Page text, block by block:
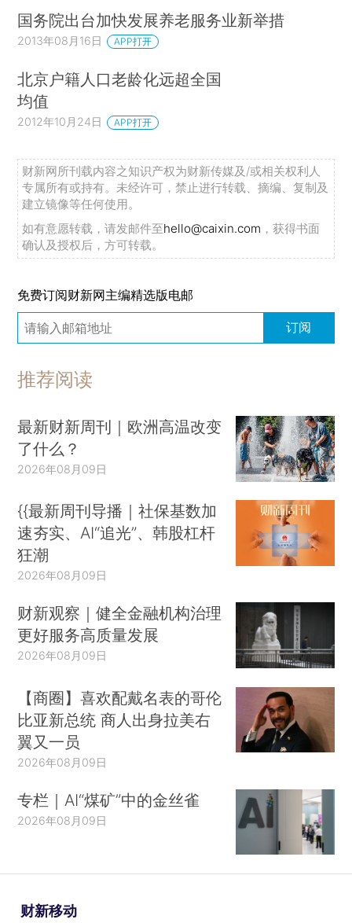
国务院出台加快发展养老服务业新举措
2013年08月16日 APP打开
北京户籍人口老龄化远超全国
均值
2012年10月24日 APP打开
财新网所刊载内容之知识产权为财新传媒及/或相关权利人
专属所有或持有。未经许可，禁止进行转载、摘编、复制及
建立镜像等任何使用。
如有意愿转载，请发邮件至hello@caixin.com ，获得书面
确认及授权后，方可转载。
免费订阅财新网主编精选版电邮
订阅
推荐阅读
最新财新周刊｜欧洲高温改变
了什么？
2026年08月09日
{{最新周刊导播｜社保基数加
速夯实、AI“追光”、韩股杠杆
狂潮
2026年08月09日
财新观察｜健全金融机构治理
更好服务高质量发展
2026年08月09日
【商圈】喜欢配戴名表的哥伦
比亚新总统 商人出身拉美右
翼又一员
2026年08月09日
专栏｜AI“煤矿”中的金丝雀
2026年08月09日
财新移动